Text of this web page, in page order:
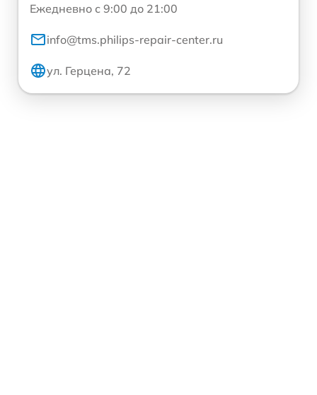
Ежедневно с 9:00 до 21:00
info@tms.philips-repair-center.ru
ул. Герцена, 72